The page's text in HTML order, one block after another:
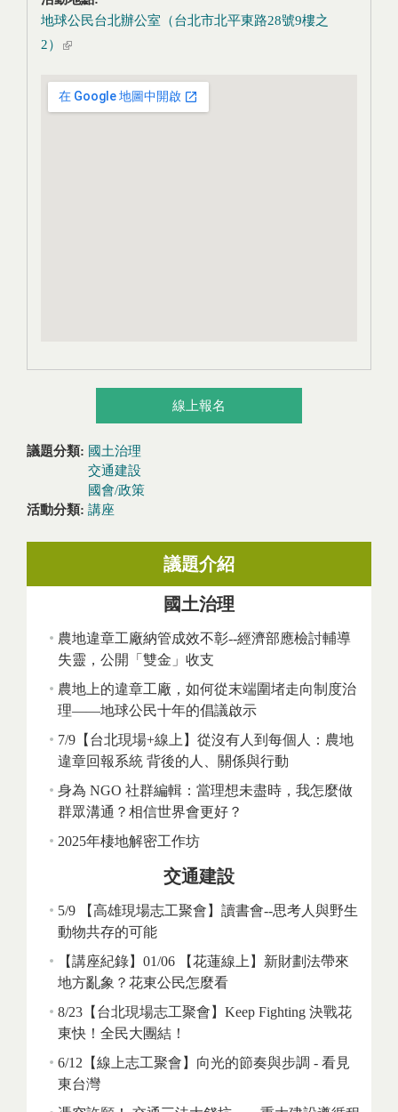
地球公民台北辦公室（台北市北平東路28號9樓之
2）
(link is external)
線上報名
議題分類: 國土治理
交通建設
國會/政策
活動分類: 講座
議題介紹
國土治理
農地違章工廠納管成效不彰--經濟部應檢討輔導
失靈，公開「雙金」收支
農地上的違章工廠，如何從末端圍堵走向制度治
理——地球公民十年的倡議啟示
7/9【台北現場+線上】從沒有人到每個人：農地
違章回報系統 背後的人、關係與行動
身為 NGO 社群編輯：當理想未盡時，我怎麼做
群眾溝通？相信世界會更好？
2025年棲地解密工作坊
交通建設
5/9 【高雄現場志工聚會】讀書會--思考人與野生
動物共存的可能
【講座紀錄】01/06 【花蓮線上】新財劃法帶來
地方亂象？花東公民怎麼看
8/23【台北現場志工聚會】Keep Fighting 決戰花
東快！全民大團結！
6/12【線上志工聚會】向光的節奏與步調 - 看見
東台灣